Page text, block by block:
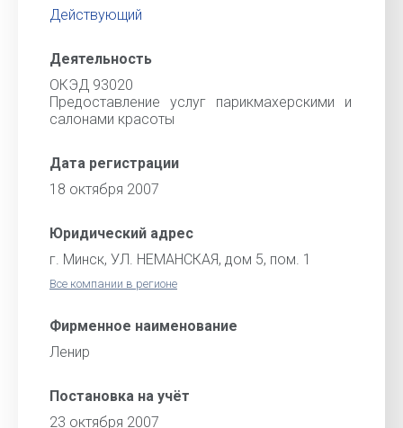
Действующий
Деятельность
ОКЭД 93020
Предоставление услуг парикмахерскими и
салонами красоты
Дата регистрации
18 октября 2007
Юридический адрес
г. Минск, УЛ. НЕМАНСКАЯ, дом 5, пом. 1
Все компании в регионе
Фирменное наименование
Ленир
Постановка на учёт
23 октября 2007